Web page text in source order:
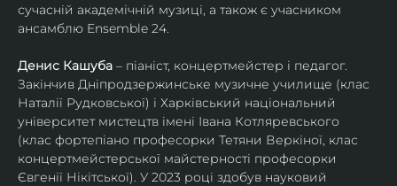
сучасній академічній музиці, а також є учасником
ансамблю Ensemble 24.
Денис Кашуба – піаніст, концертмейстер і педагог.
Закінчив Дніпродзержинське музичне училище (клас
Наталії Рудковської) і Харківський національний
університет мистецтв імені Івана Котляревського
(клас фортепіано професорки Тетяни Веркіної, клас
концертмейстерської майстерності професорки
Євгенії Нікітської). У 2023 році здобув науковий